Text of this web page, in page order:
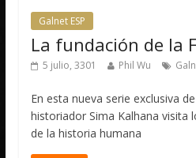
Galnet ESP
La fundación de la
5 julio, 3301 Phil Wu
En esta nueva serie exclusiva
historiador Sima Kalhana visita
de la historia humana